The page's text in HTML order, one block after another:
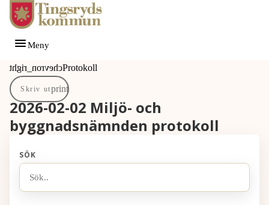
Gå till innehåll
Gå till huvudmeny
Meny
Du är här: Protokoll
Skriv ut
2026-02-02 Miljö- och
byggnadsnämnden protokoll
SÖK